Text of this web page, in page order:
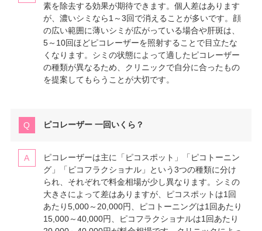
素を除去する効果が期待できます。個人差はあります
が、濃いシミなら1～3回で消えることが多いです。顔
の広い範囲に薄いシミが広がっている場合や肝斑は、
5～10回ほどピコレーザーを照射することで目立たな
くなります。シミの状態によって適したピコレーザー
の種類が異なるため、クリニックで自分に合ったもの
を提案してもらうことが大切です。
ピコレーザー 一回いくら？
ピコレーザーは主に「ピコスポット」「ピコトーニン
グ」「ピコフラクショナル」という3つの種類に分け
られ、それぞれで料金相場が少し異なります。シミの
大きさによって差はありますが、ピコスポットは1回
あたり5,000～20,000円、ピコトーニングは1回あたり
15,000～40,000円、ピコフラクショナルは1回あたり